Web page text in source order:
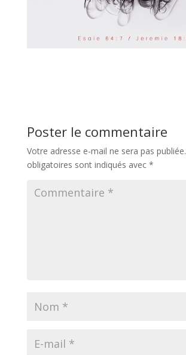
Poster le commentaire
Votre adresse e-mail ne sera pas publiée.
obligatoires sont indiqués avec *